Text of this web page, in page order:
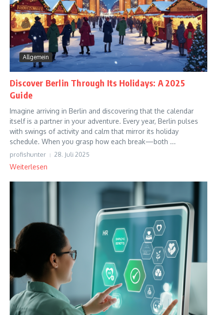
Allgemein
Discover Berlin Through Its Holidays: A 2025
Guide
Imagine arriving in Berlin and discovering that the calendar
itself is a partner in your adventure. Every year, Berlin pulses
with swings of activity and calm that mirror its holiday
schedule. When you grasp how each break—both ...
profishunter 28. Juli 2025
Weiterlesen